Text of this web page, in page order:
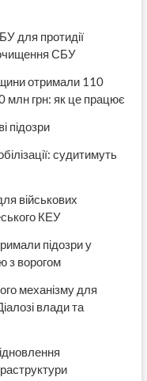
для протидії
очищення СБУ
отримали 110
млн грн: як це працює
підозри
судитимуть
військових
КЕУ
підозри у
з ворогом
механізму для
влади та